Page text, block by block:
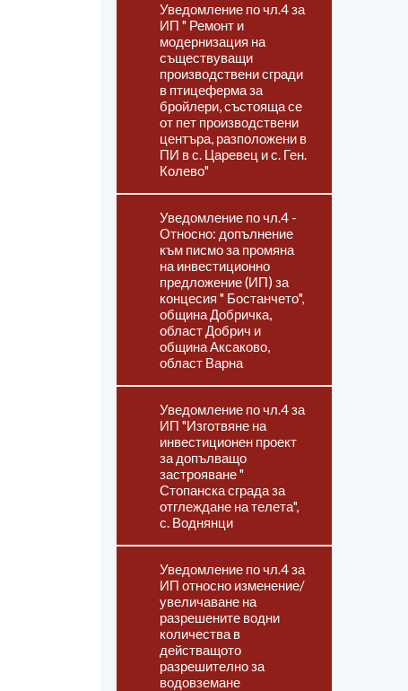
Уведомление по чл.4 за
ИП " Ремонт и
модернизация на
съществуващи
производствени сгради
в птицеферма за
бройлери, състояща се
от пет производствени
центъра, разположени в
ПИ в с. Царевец и с. Ген.
Колево"
Уведомление по чл.4 -
Относно: допълнение
към писмо за промяна
на инвестиционно
предложение (ИП) за
концесия " Бостанчето",
община Добричка,
област Добрич и
община Аксаково,
област Варна
Уведомление по чл.4 за
ИП "Изготвяне на
инвестиционен проект
за допълващо
застрояване "
Стопанска сграда за
отглеждане на телета",
с. Воднянци
Уведомление по чл.4 за
ИП относно изменение/
увеличаване на
разрешените водни
количества в
действащото
разрешително за
водовземане